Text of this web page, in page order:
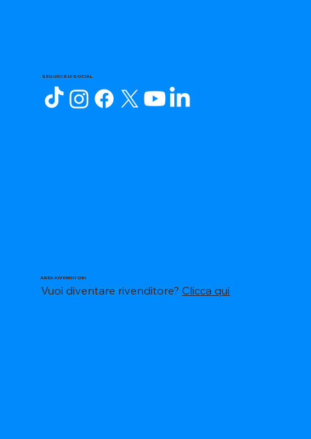
SEGUICI SUI SOCIAL
AREA RIVENDITORI
Vuoi diventare rivenditore?Clicca qui